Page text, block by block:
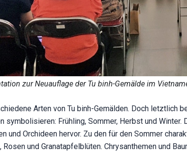
zur Neuauflage der Tu binh-Gemälde im
Arten von Tu binh-Gemälden. Doch letztlich
symbolisieren: Frühling, Sommer, Herbst und
und Orchideen hervor. Zu den für den Sommer
Rosen und Granatapfelblüten. Chrysanthemen und